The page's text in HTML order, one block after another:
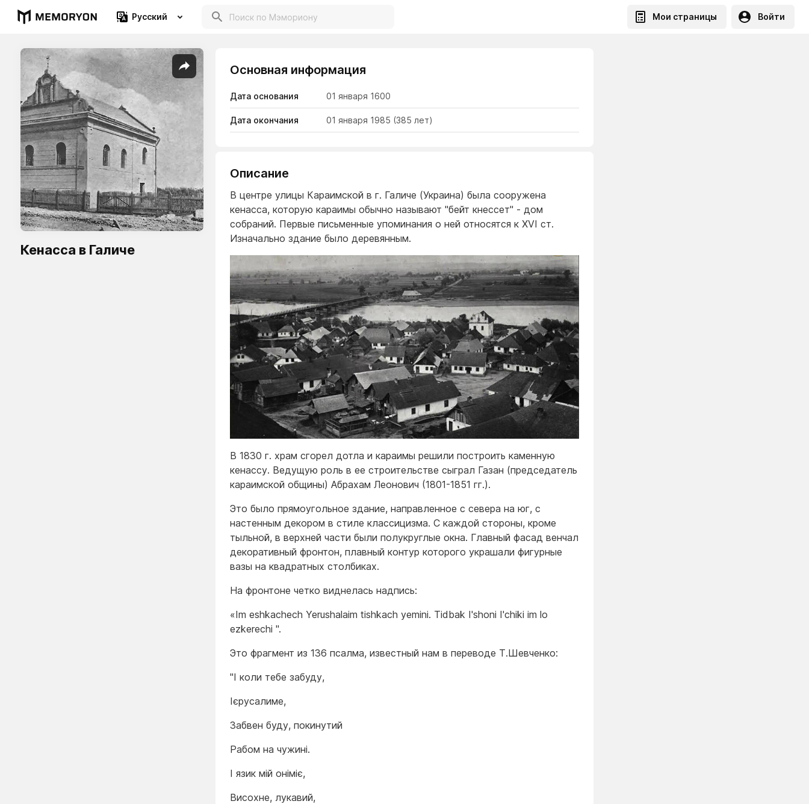
Русский Мои страницы Войти
Кенасса в Галиче
Основная информация
Дата основания 01 января 1600
Дата окончания 01 января 1985 (385 лет)
Описание
В центре улицы Караимской в г. Галиче (Украина) была сооружена
кенасса, которую караимы обычно называют "бейт кнессет" - дом
собраний. Первые письменные упоминания о ней относятся к ХVI ст.
Изначально здание было деревянным.
В 1830 г. храм сгорел дотла и караимы решили построить каменную
кенассу. Ведущую роль в ее строительстве сыграл Газан (председатель
караимской общины) Абрахам Леонович (1801-1851 гг.).
Это было прямоугольное здание, направленное с севера на юг, с
настенным декором в стиле классицизма. С каждой стороны, кроме
тыльной, в верхней части были полукруглые окна. Главный фасад венчал
декоративный фронтон, плавный контур которого украшали фигурные
вазы на квадратных столбиках.
На фронтоне четко виднелась надпись:
«Im eshkachech Yerushalaim tishkach yemini. Tidbak I'shoni I'chiki im lo
ezkerechi ".
Это фрагмент из 136 псалма, известный нам в переводе Т.Шевченко:
"І коли тебе забуду,
Ієрусалиме,
Забвен буду, покинутий
Рабом на чужині.
І язик мій оніміє,
Висохне, лукавий,